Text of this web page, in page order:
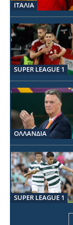
ΙΤΑΛΙΑ
SUPER LEAGUE 1
OΛΛΑΝΔΊΑ
SUPER LEAGUE 1